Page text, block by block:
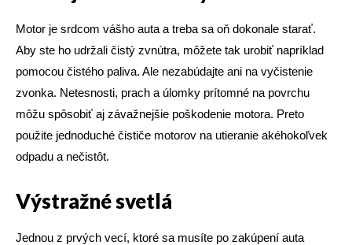
Motor je srdcom vášho auta a treba sa oň dokonale starať.
Aby ste ho udržali čistý zvnútra, môžete tak urobiť napríklad
pomocou čistého paliva. Ale nezabúdajte ani na vyčistenie
zvonka. Netesnosti, prach a úlomky prítomné na povrchu
môžu spôsobiť aj závažnejšie poškodenie motora. Preto
použite jednoduché čističe motorov na utieranie akéhokoľvek
odpadu a nečistôt.
Výstražné svetlá
Jednou z prvých vecí, ktoré sa musíte po zakúpení auta